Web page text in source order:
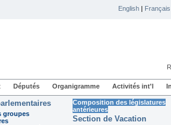
English | Français
Députés Organigramme Activités int'l
groupes
Composition des législatures
antérieures
Section de Vacation